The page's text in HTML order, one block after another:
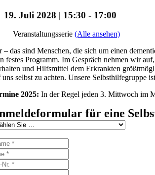
19. Juli 2028 | 15:30 - 17:00
Veranstaltungsserie (Alle ansehen)
– das sind Menschen, die sich um einen
festes Programm. Im Gespräch nehmen wir
und Hilfsmittel dem Erkrankten
uns selbst zu achten. Unsere Selbsthilfegruppe
2025: In der Regel jeden 3. Mittwoch im
für eine